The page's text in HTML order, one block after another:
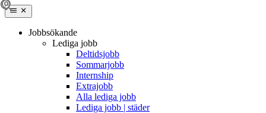
Jobbsökande
Lediga jobb
Deltidsjobb
Sommarjobb
Internship
Extrajobb
Alla lediga jobb
Lediga jobb | städer